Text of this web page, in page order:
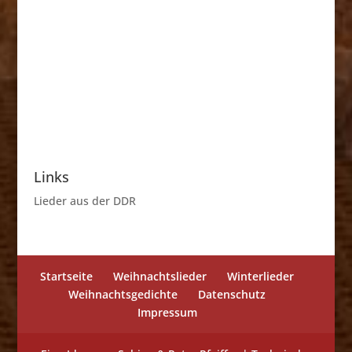
Links
Lieder aus der DDR
Startseite Weihnachtslieder
Winterlieder
Weihnachtsgedichte
Datenschutz
Impressum